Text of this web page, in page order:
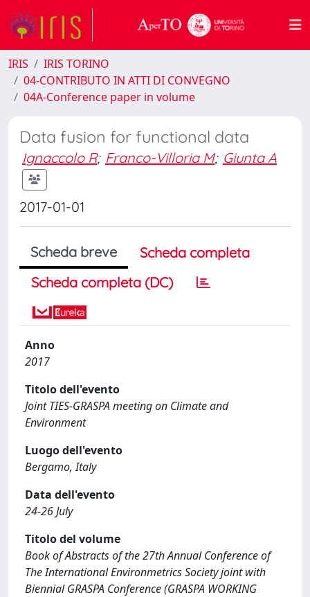
IRIS
IRIS TORINO
04-CONTRIBUTO IN ATTI DI CONVEGNO
04A-Conference paper in volume
Data fusion for functional data
Ignaccolo R; Franco-Villoria M; Giunta A
2017-01-01
Scheda breve
Scheda completa
Scheda completa (DC)
Anno
2017
Titolo dell'evento
Joint TIES-GRASPA meeting on Climate and
Environment
Luogo dell'evento
Bergamo, Italy
Data dell'evento
24-26 July
Titolo del volume
Book of Abstracts of the 27th Annual Conference of
The International Environmetrics Society joint with
Biennial GRASPA Conference (GRASPA WORKING